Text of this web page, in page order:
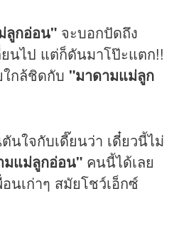
ลูกอ่อน" จะบอกปัดถึง
นไป แต่ก็ดันมาโป๊ะแตก!!
ใกล้ชิดกับ "มาดามแม่ลูก
นใจกับเดี๊ยนว่า เดี๋ยวนี้ไม่
มแม่ลูกอ่อน" คนนี้ได้เลย
อนเก่าๆ สมัยโชว์เอ็กซ์